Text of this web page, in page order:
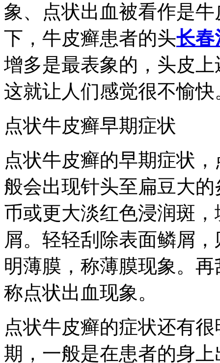
象、点状出血被看作是
下，牛皮癣患者的头长春
增多是最表象的，头皮
这就让人们感觉很不愉快
点状牛皮癣早期症状
点状牛皮癣的早期症状
般会出现针头至扁豆大
币或更大淡红色浸润斑
屑。轻轻刮除表面鳞屑
明薄膜，称薄膜现象。
称点状出血现象。
点状牛皮癣的症状还有
期，一般是在患者的身